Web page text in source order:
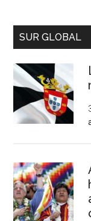
SUR GLOBAL